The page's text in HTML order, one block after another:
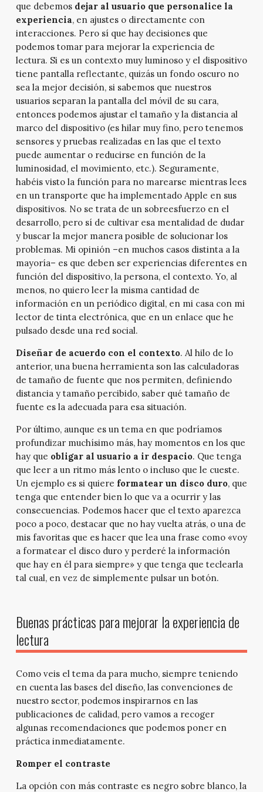
que debemos dejar al usuario que personalice la
experiencia, en ajustes o directamente con
interacciones. Pero sí que hay decisiones que
podemos tomar para mejorar la experiencia de
lectura. Si es un contexto muy luminoso y el dispositivo
tiene pantalla reflectante, quizás un fondo oscuro no
sea la mejor decisión, si sabemos que nuestros
usuarios separan la pantalla del móvil de su cara,
entonces podemos ajustar el tamaño y la distancia al
marco del dispositivo (es hilar muy fino, pero tenemos
sensores y pruebas realizadas en las que el texto
puede aumentar o reducirse en función de la
luminosidad, el movimiento, etc.). Seguramente,
habéis visto la función para no marearse mientras lees
en un transporte que ha implementado Apple en sus
dispositivos. No se trata de un sobreesfuerzo en el
desarrollo, pero sí de cultivar esa mentalidad de dudar
y buscar la mejor manera posible de solucionar los
problemas. Mi opinión –en muchos casos distinta a la
mayoría– es que deben ser experiencias diferentes en
función del dispositivo, la persona, el contexto. Yo, al
menos, no quiero leer la misma cantidad de
información en un periódico digital, en mi casa con mi
lector de tinta electrónica, que en un enlace que he
pulsado desde una red social.
Diseñar de acuerdo con el contexto. Al hilo de lo
anterior, una buena herramienta son las calculadoras
de tamaño de fuente que nos permiten, definiendo
distancia y tamaño percibido, saber qué tamaño de
fuente es la adecuada para esa situación.
Por último, aunque es un tema en que podríamos
profundizar muchísimo más, hay momentos en los que
hay que obligar al usuario a ir despacio. Que tenga
que leer a un ritmo más lento o incluso que le cueste.
Un ejemplo es si quiere formatear un disco duro, que
tenga que entender bien lo que va a ocurrir y las
consecuencias. Podemos hacer que el texto aparezca
poco a poco, destacar que no hay vuelta atrás, o una de
mis favoritas que es hacer que lea una frase como «voy
a formatear el disco duro y perderé la información
que hay en él para siempre» y que tenga que teclearla
tal cual, en vez de simplemente pulsar un botón.
Buenas prácticas para mejorar la experiencia de
lectura
Como veis el tema da para mucho, siempre teniendo
en cuenta las bases del diseño, las convenciones de
nuestro sector, podemos inspirarnos en las
publicaciones de calidad, pero vamos a recoger
algunas recomendaciones que podemos poner en
práctica inmediatamente.
Romper el contraste
La opción con más contraste es negro sobre blanco, la